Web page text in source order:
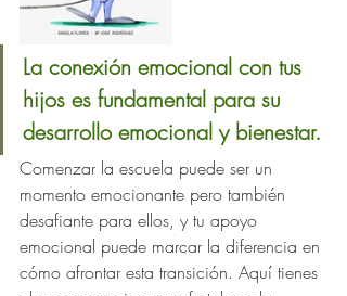
La conexión emocional con tus
hijos es fundamental para su
desarrollo emocional y bienestar.
Comenzar la escuela puede ser un
momento emocionante pero también
desafiante para ellos, y tu apoyo
emocional puede marcar la diferencia en
cómo afrontar esta transición. Aquí tienes